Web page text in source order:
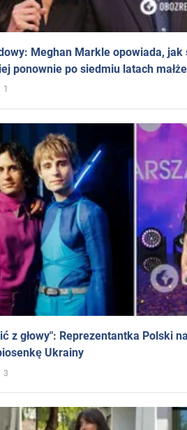
Meghan Markle opowiada, jak
ponownie po siedmiu latach
1
z głowy": Reprezentantka Polski
Ukrainy
3